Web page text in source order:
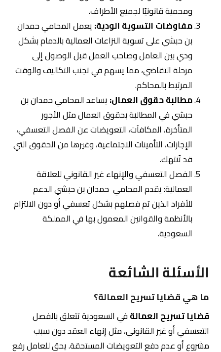
ومحمية قانونيًا لجميع الأطراف.
مفاوضات التسوية الودية:يعمل المحامي حمدان
بن حبشي على تسوية النزاعات العمالية بالدمام بشكل
ودي بين العامل وصاحب العمل قبل الوصول إلى
مرحلة التقاضي، مما يسهم في تجنب التكاليف والوقت
المرتبط بالمحاكم.
مطالبة حقوق العمال:يساعد المحامي حمدان بن
حبشي في المطالبة بحقوق العمال مثل الأجور
المتأخرة، المكافآت، التعويضات عن الفصل التعسفي،
الإجازات، التأمينات الاجتماعية، وغيرها من الحقوق التي
قد تُنتهك.
الفصل التعسفي والإنهاء غير القانوني للعلاقة
العمالية: يقدم المحامي حمدان بن حبشي الدعم
للأفراد الذين تم فصلهم بشكل تعسفي أو دون الالتزام
بالأنظمة والقوانين المعمول بها في المملكة
السعودية.
الأسئلة الشائعة
ما هي قضايا تسريح العمالة؟
قضايا تسريح العمالةفي السعودية تتعلق بالفصل
التعسفي أو غير القانوني، مثل إنهاء العقد دون سبب
مشروع أو عدم دفع التعويضات المستحقة. يحق للعامل رفع